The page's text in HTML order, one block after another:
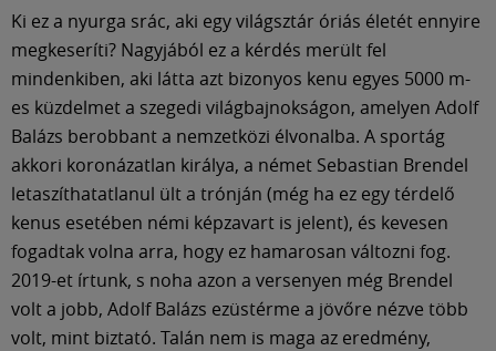
Ki ez a nyurga srác, aki egy világsztár óriás életét ennyire
megkeseríti? Nagyjából ez a kérdés merült fel
mindenkiben, aki látta azt bizonyos kenu egyes 5000 m-
es küzdelmet a szegedi világbajnokságon, amelyen Adolf
Balázs berobbant a nemzetközi élvonalba. A sportág
akkori koronázatlan királya, a német Sebastian Brendel
letaszíthatatlanul ült a trónján (még ha ez egy térdelő
kenus esetében némi képzavart is jelent), és kevesen
fogadtak volna arra, hogy ez hamarosan változni fog.
2019-et írtunk, s noha azon a versenyen még Brendel
volt a jobb, Adolf Balázs ezüstérme a jövőre nézve több
volt, mint biztató. Talán nem is maga az eredmény,
Shop
Közösség
Múzeum
English